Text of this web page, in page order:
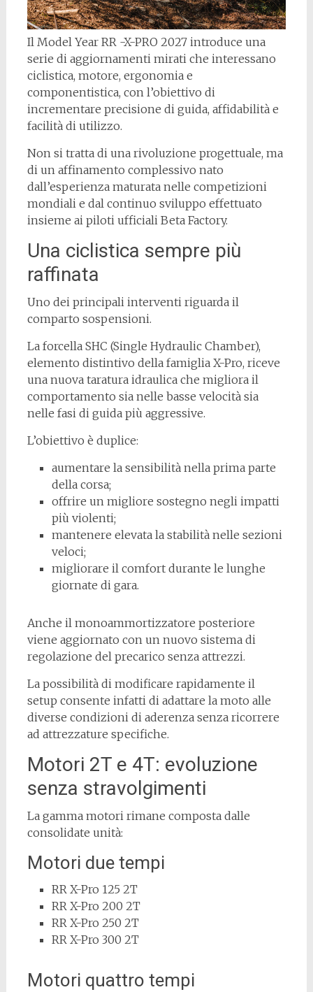
Il Model Year RR -X-PRO 2027 introduce una
serie di aggiornamenti mirati che interessano
ciclistica, motore, ergonomia e
componentistica, con l’obiettivo di
incrementare precisione di guida, affidabilità e
facilità di utilizzo.
Non si tratta di una rivoluzione progettuale, ma
di un affinamento complessivo nato
dall’esperienza maturata nelle competizioni
mondiali e dal continuo sviluppo effettuato
insieme ai piloti ufficiali Beta Factory.
Una ciclistica sempre più
raffinata
Uno dei principali interventi riguarda il
comparto sospensioni.
La forcella SHC (Single Hydraulic Chamber),
elemento distintivo della famiglia X-Pro, riceve
una nuova taratura idraulica che migliora il
comportamento sia nelle basse velocità sia
nelle fasi di guida più aggressive.
L’obiettivo è duplice:
aumentare la sensibilità nella prima parte
della corsa;
offrire un migliore sostegno negli impatti
più violenti;
mantenere elevata la stabilità nelle sezioni
veloci;
migliorare il comfort durante le lunghe
giornate di gara.
Anche il monoammortizzatore posteriore
viene aggiornato con un nuovo sistema di
regolazione del precarico senza attrezzi.
La possibilità di modificare rapidamente il
setup consente infatti di adattare la moto alle
diverse condizioni di aderenza senza ricorrere
ad attrezzature specifiche.
Motori 2T e 4T: evoluzione
senza stravolgimenti
La gamma motori rimane composta dalle
consolidate unità:
Motori due tempi
RR X-Pro 125 2T
RR X-Pro 200 2T
RR X-Pro 250 2T
RR X-Pro 300 2T
Motori quattro tempi